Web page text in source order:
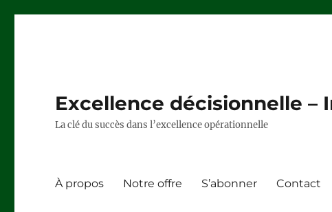
Excellence décisionnelle
La clé du succès dans l’excellence opérationnelle
À propos Notre offre S’abonner Contact